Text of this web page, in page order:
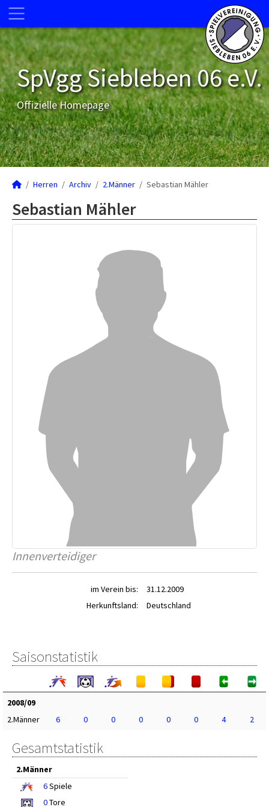
SpVgg Siebleben 06 e.V.
Offizielle Homepage
Herren Archiv 2.Männer Sebastian Mähler
Sebastian Mähler
Innenverteidiger
im Verein bis:
31.12.2009
Herkunftsland:
Deutschland
Saisonstatistik
2008/09
2.Männer
6 0 0 0 0 0 4 2
Gesamtstatistik
2.Männer
6Spiele
0Tore